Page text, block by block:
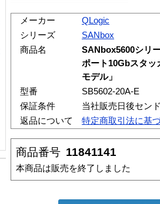
メーカー
QLogic
シリーズ
SANbox
商品名
SANbox5600シリ
ポート10Gbスタッ
モデル」
型番
SB5602-20A-E
保証条件
当社販売日後セン
返品について
特定商取引法に基
商品番号 11841141
本商品は販売を終了しました